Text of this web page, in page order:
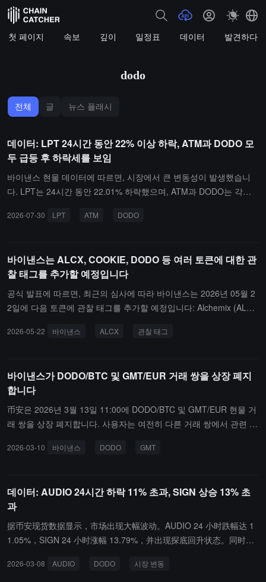
첫 페이지 속보 깊이 일정표 데이터 발견하다
dodo
전체 글 뉴스 플래시
데이터: LPT 24시간 동안 22% 이상 하락, ATM과 DODO 모
두 급등 후 하락세를 보임
바이낸스 현물 데이터에 따르면, 시장에서 큰 변동성이 발생했습니
다. LPT는 24시간 동안 22.01% 하락했으며, ATM과 DODO는 각각 1
에, NOKB는 24시간 동안 6.32% 상승하며 "바닥을 탐색하고 회복"
2026-07-30 LPT ATM DODO
바이낸스는 ALCX, COOKIE, DODO 등 여러 토큰에 대한 관
찰 태그를 추가할 예정입니다
공식 발표에 따르면, 최근의 심사에 따라 바이낸스는 2026년 05월 2
2일에 다음 토큰에 관찰 태그를 추가할 예정입니다: Alchemix (ALC
ma (HEI), Hashflow (HFT), Storj (STORJ), Synapse (SYN), Alien W
지속적으로 검토할 것입니다. 이러한 관찰 태그가 붙은 토큰을 거래
하는 것은 위험이 있으며, 이들 토큰이 더 이상 상장 기준을 충족하지
않을 수 있고, 상장 폐지될 가능성이 있습니다.
2026-05-22 바이낸스 ALCX 관찰 태그
바이낸스가 DODO/BTC 및 GMT/EUR 거래 쌍을 상장 폐지
합니다
币安은 2026년 3월 13일 11:00에 DODO/BTC 및 GMT/EUR 현물 거
래 쌍을 상장 폐지합니다. 사용자는 여전히 다른 거래 쌍에서 관련 기
날 중단될 예정이므로, 사용자에게 관련 서비스를 미리 종료할 것을
2026-03-10 바이낸스 DODO GMT
데이터: AUDIO 24시간 하락 11% 초과, SIGN 상승 13% 초
과
据币安现货数据显示，市场出现大幅波动。AUDIO 24 小时跌幅达 1
1.05%，SIGN 24 小时涨幅 13.79%，并出现探底回升状态。同时，
为 8.29%、5.22% 和 5.75%。其余代币 AIXBT 和 RESOLV 同样出
2026-03-08 AUDIO DODO 시장 변동